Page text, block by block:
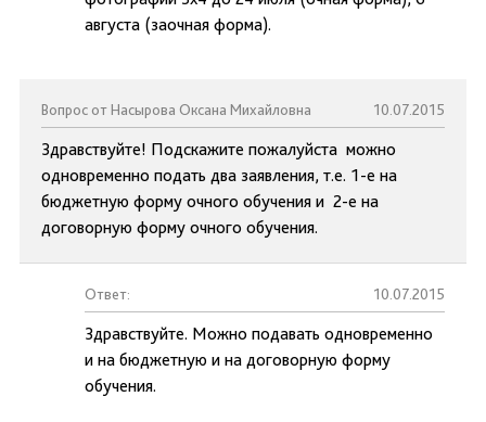
августа (заочная форма).
Вопрос от Насырова Оксана Михайловна 10.07.2015
Здравствуйте! Подскажите пожалуйста можно
одновременно подать два заявления, т.е. 1-е на
бюджетную форму очного обучения и 2-е на
договорную форму очного обучения.
Ответ: 10.07.2015
Здравствуйте. Можно подавать одновременно
и на бюджетную и на договорную форму
обучения.